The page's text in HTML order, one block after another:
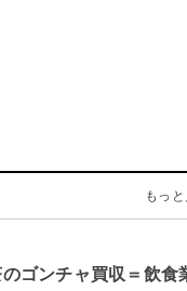
もっ
ゴンチャ買収＝飲食